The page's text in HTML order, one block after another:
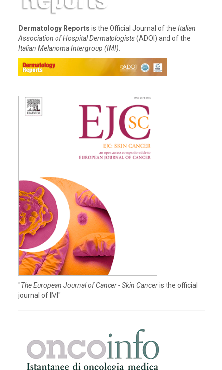
Dermatology Reports is the Official Journal of the Italian
Association of Hospital Dermatologists(ADOI) and of the
Italian Melanoma Intergroup (IMI).
"The European Journal of Cancer - Skin Canceris the official
journal of IMI"